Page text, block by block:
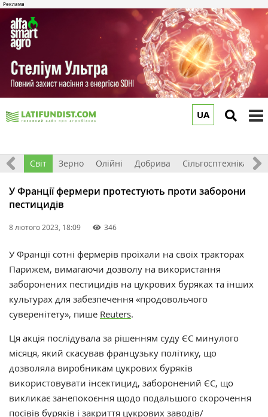
UA
Світ Зерно Олійні Добрива Сільгосптехніка
У Франції фермери протестують проти заборони
пестицидів
8 лютого 2023, 18:09 346
У Франції сотні фермерів проїхали на своїх тракторах
Парижем, вимагаючи дозволу на використання
заборонених пестицидів на цукрових буряках та інших
культурах для забезпечення «продовольчого
суверенітету‎»‎, пише Reuters.
Ця акція послідувала за рішенням суду ЄС минулого
місяця, який скасував французьку політику, що
дозволяла виробникам цукрових буряків
використовувати інсектицид, заборонений ЄС, що
викликає занепокоєння щодо подальшого скорочення
посівів буряків і закриття цукрових заводів/